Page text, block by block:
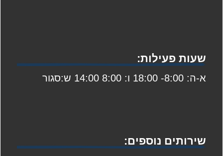
שעות פעילות:
א-ה: 8:00- 18:00 ו: 8:00 14:00 ש:סגור
שירותים נוספים: